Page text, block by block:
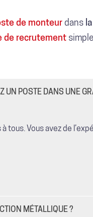
de monteur dans
de recrutement
UN POSTE DANS UNE
tous. Vous avez de
MÉTALLIQUE ?